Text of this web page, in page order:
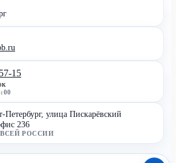
15
Петербург, улица Пискарёвский
236
РОССИИ